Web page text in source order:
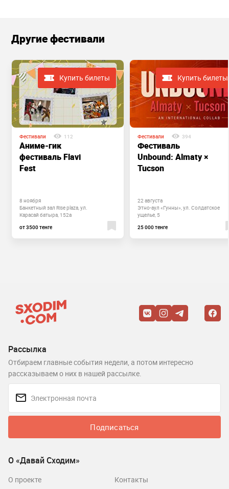
Другие фестивали
Купить билеты
Фестивали 112
Аниме-гик
фестиваль Flavi
Fest
8 ноября
Банкетный зал Rise plaza, ул.
Карасай батыра, 152а
от 3500 тенге
Купить билеты
Фестивали 394
Фестиваль
Unbound: Almaty ×
Tucson
22 августа
Этно-аул «Гунны», ул. Солдатское
ущелье, 5
25 000 тенге
Рассылка
Отбираем главные события недели, а потом интересно
рассказываем о них в нашей рассылке.
Подписаться
О «Давай Сходим»
О проекте Контакты